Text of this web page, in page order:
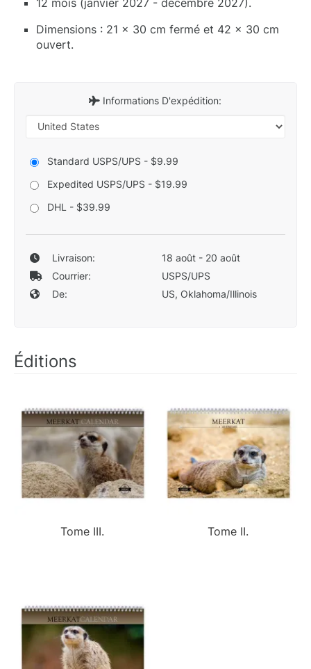
Dimensions : 21 x 30 cm fermé et 42 x 30 cm
ouvert.
Informations D'expédition:
Standard USPS/UPS - $9.99
Expedited USPS/UPS - $19.99
DHL - $39.99
Livraison:
18 août - 20 août
Courrier:
USPS/UPS
De:
US, Oklahoma/Illinois
Éditions
Tome III. Tome II.